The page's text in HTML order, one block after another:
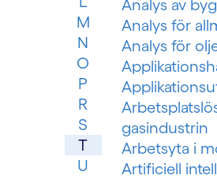
M
N
O
P
R
S
T
U
Analys av
Analys för
Analys för
gasindustrin
Arbetsyta i
Artificiell